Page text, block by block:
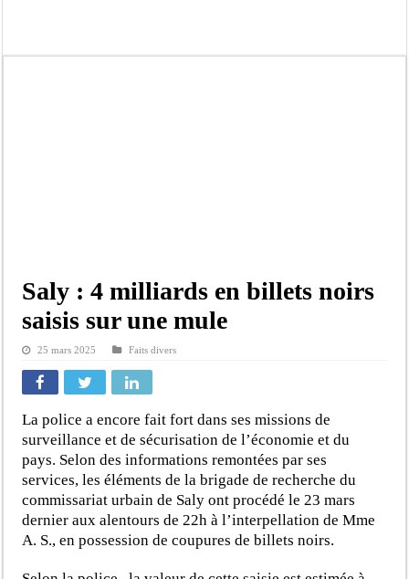
Saly : 4 milliards en billets noirs
saisis sur une mule
25 mars 2025 Faits divers
La police a encore fait fort dans ses missions de
surveillance et de sécurisation de l’économie et du
pays. Selon des informations remontées par ses
services, les éléments de la brigade de recherche du
commissariat urbain de Saly ont procédé le 23 mars
dernier aux alentours de 22h à l’interpellation de Mme
A. S., en possession de coupures de billets noirs.